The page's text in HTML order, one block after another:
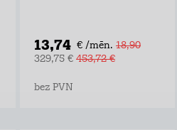
13,74 € /mēn. 18,90
329,75 € 453,72 €
bez PVN